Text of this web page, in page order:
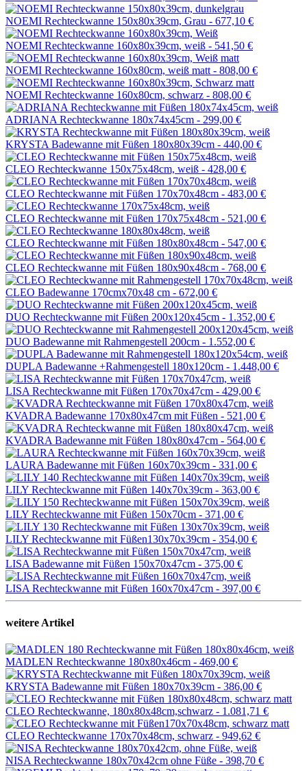
NOEMI Rechteckwanne 150x80x39cm, Grau - 677,10 €
NOEMI Rechteckwanne 160x80x39cm, weiß - 541,50 €
NOEMI Rechteckwanne 160x80cm, weiß matt - 808,00 €
NOEMI Rechteckwanne 160x80cm, schwarz - 808,00 €
ADRIANA Rechteckwanne 180x74x45cm - 299,00 €
KRYSTA Badewanne mit Füßen 180x80x39cm - 440,00 €
CLEO Rechteckwanne 150x75x48cm, weiß - 428,00 €
CLEO Rechteckwanne mit Füßen 170x70x48cm - 483,00 €
CLEO Rechteckwanne mit Füßen 170x75x48cm - 521,00 €
CLEO Rechteckwanne mit Füßen 180x80x48cm - 547,00 €
CLEO Rechteckwanne mit Füßen 180x90x48cm - 768,00 €
CLEO Badewanne 170cmx70x48 cm - 672,00 €
DUO Rechteckwanne mit Füßen 200x120x45cm - 1.352,00 €
DUO Badewanne mit Rahmengestell 200cm - 1.552,00 €
DUPLA Badewanne +Rahmengestell 180x120cm - 1.448,00 €
LISA Rechteckwanne mit Füßen 170x70x47cm - 429,00 €
KVADRA Badewanne 170x80x47cm mit Füßen - 521,00 €
KVADRA Badewanne mit Füßen 180x80x47cm - 564,00 €
LAURA Badewanne mit Füßen 160x70x39cm - 331,00 €
LILY Rechteckwanne mit Füßen 140x70x39cm - 363,00 €
LILY Rechteckwanne mit Füßen 150x70cm - 371,00 €
LILY Rechteckwanne mit Füßen130x70x39cm - 354,00 €
LISA Badewanne mit Füßen 150x70x47cm - 375,00 €
LISA Rechteckwanne mit Füßen 160x70x47cm - 397,00 €
weitere Artikel
MADLEN Rechteckwanne 180x80x46cm - 469,00 €
KRYSTA Badewanne mit Füßen 180x70x39cm - 386,00 €
CLEO Rechteckwanne, 180x80x48cm,schwarz - 1.081,71 €
CLEO Rechteckwanne 170x70x48cm, schwarz - 949,62 €
NISA Rechteckwanne 180x70x42cm ohne Füße - 398,70 €